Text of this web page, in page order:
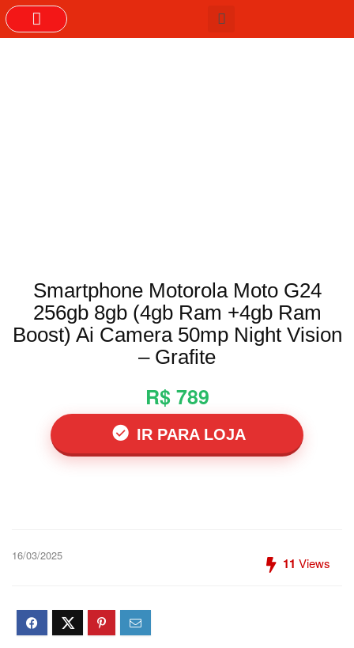
Smartphone Motorola Moto G24
256gb 8gb (4gb Ram +4gb Ram
Boost) Ai Camera 50mp Night Vision
– Grafite
R$ 789
IR PARA LOJA
16/03/2025 11 Views